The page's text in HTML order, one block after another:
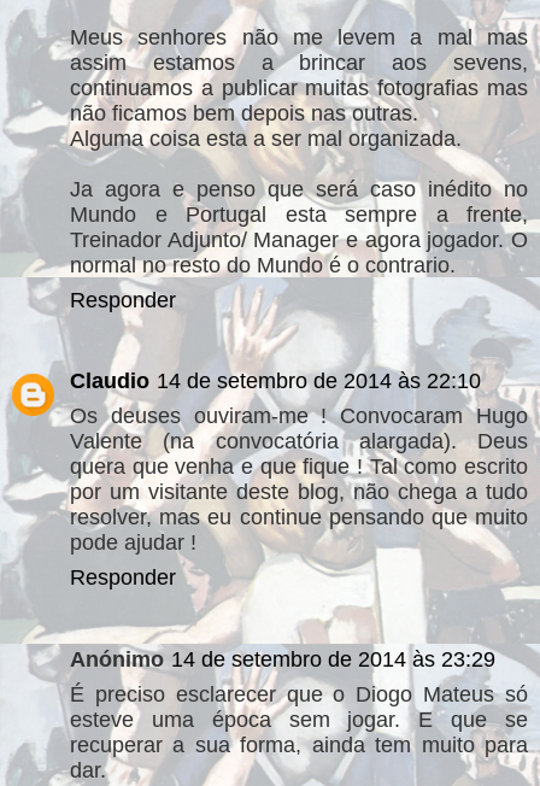
Meus senhores não me levem a mal mas
assim estamos a brincar aos sevens,
continuamos a publicar muitas fotografias mas
não ficamos bem depois nas outras.
Alguma coisa esta a ser mal organizada.
Ja agora e penso que será caso inédito no
Mundo e Portugal esta sempre a frente,
Treinador Adjunto/ Manager e agora jogador. O
normal no resto do Mundo é o contrario.
Responder
Claudio 14 de setembro de 2014 às 22:10
Os deuses ouviram-me ! Convocaram Hugo
Valente (na convocatória alargada). Deus
quera que venha e que fique ! Tal como escrito
por um visitante deste blog, não chega a tudo
resolver, mas eu continue pensando que muito
pode ajudar !
Responder
Anónimo 14 de setembro de 2014 às 23:29
É preciso esclarecer que o Diogo Mateus só
esteve uma época sem jogar. E que se
recuperar a sua forma, ainda tem muito para
dar.